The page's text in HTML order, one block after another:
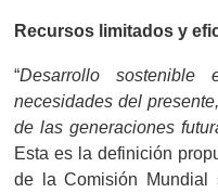
Recursos limitados y
“Desarrollo
necesidades del
de las generaciones
Esta es la definición
de la Comisión Mundial